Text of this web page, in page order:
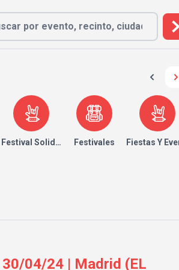
Festival Solidario Festivales Fiestas Y
04/24 | Madrid (EL